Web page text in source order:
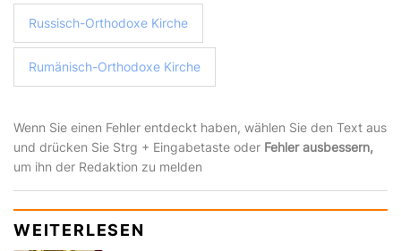
Russisch-Orthodoxe Kirche
Rumänisch-Orthodoxe Kirche
Wenn Sie einen Fehler entdeckt haben, wählen Sie den Text aus
und drücken Sie Strg + Eingabetaste oder Fehler ausbessern,
um ihn der Redaktion zu melden
WEITERLESEN